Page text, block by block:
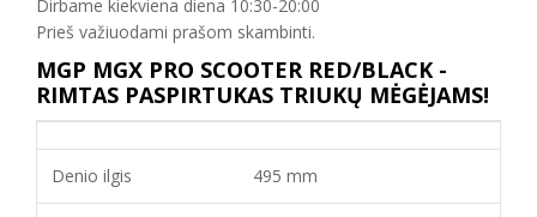
Dirbame kiekviena diena 10:30-20:00
Prieš važiuodami prašom skambinti.
MGP MGX PRO SCOOTER RED/BLACK -
RIMTAS PASPIRTUKAS TRIUKŲ MĖGĖJAMS!
Denio ilgis 495 mm